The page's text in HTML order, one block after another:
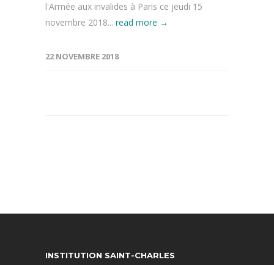
l'Armée aux invalides à Paris ce jeudi 15
novembre 2018... read more →
22 NOVEMBRE 2018
INSTITUTION SAINT-CHARLES